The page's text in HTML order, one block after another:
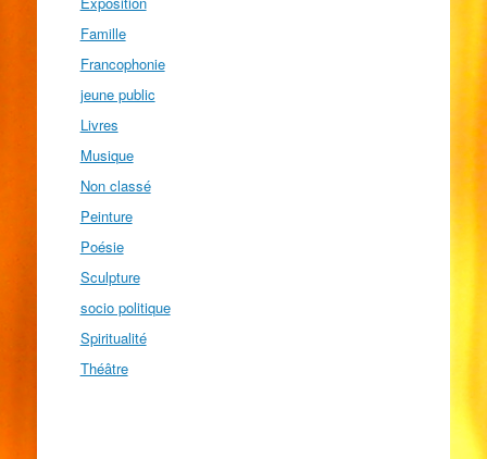
Famille
Francophonie
jeune public
Livres
Musique
Non classé
Peinture
Poésie
Sculpture
socio politique
Spiritualité
Théâtre